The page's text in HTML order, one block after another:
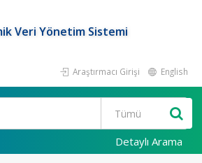
Veri Yönetim Sistemi
Araştırmacı Girişi English
Detaylı Arama